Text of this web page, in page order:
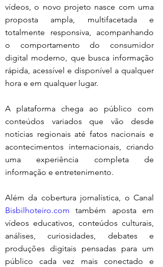
vídeos, o novo projeto nasce com uma
proposta ampla, multifacetada e
totalmente responsiva, acompanhando
o comportamento do consumidor
digital moderno, que busca informação
rápida, acessível e disponível a qualquer
hora e em qualquer lugar.
A plataforma chega ao público com
conteúdos variados que vão desde
notícias regionais até fatos nacionais e
acontecimentos internacionais, criando
uma experiência completa de
informação e entretenimento.
Bisbilhoteiro.com também aposta em
vídeos educativos, conteúdos culturais,
análises, curiosidades, debates e
produções digitais pensadas para um
público cada vez mais conectado e